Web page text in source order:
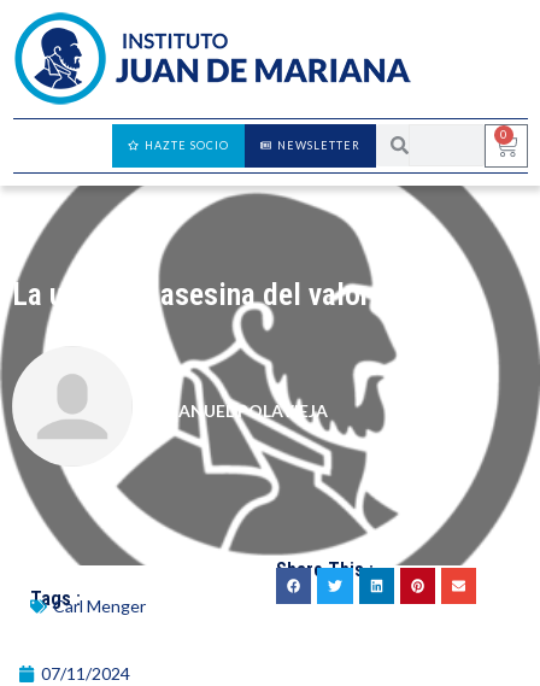
0
NEWSLETTER
HAZTE SOCIO
La utilidad, asesina del valor
MANUEL POLAVIEJA
Tags :Carl Menger
Share This :
07/11/2024